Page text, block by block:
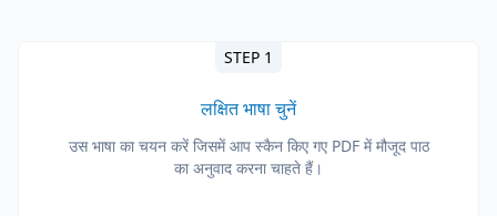
STEP 1
लक्षित भाषा चुनें
उस भाषा का चयन करें जिसमें आप स्कैन किए गए PDF में मौजूद पाठ
का अनुवाद करना चाहते हैं।